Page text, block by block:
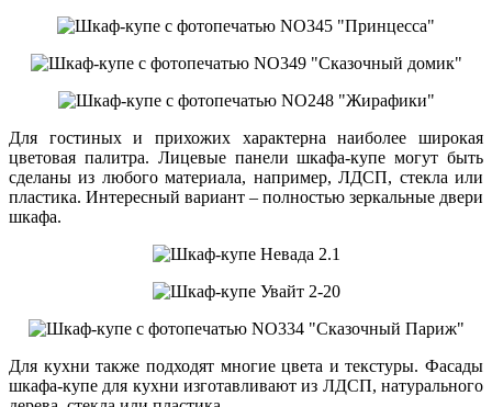
Для гостиных и прихожих характерна наиболее широкая
цветовая палитра. Лицевые панели шкафа-купе могут быть
сделаны из любого материала, например, ЛДСП, стекла или
пластика. Интересный вариант – полностью зеркальные двери
шкафа.
Для кухни также подходят многие цвета и текстуры. Фасады
шкафа-купе для кухни изготавливают из ЛДСП, натурального